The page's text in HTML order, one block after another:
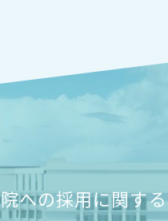
への採用に関する